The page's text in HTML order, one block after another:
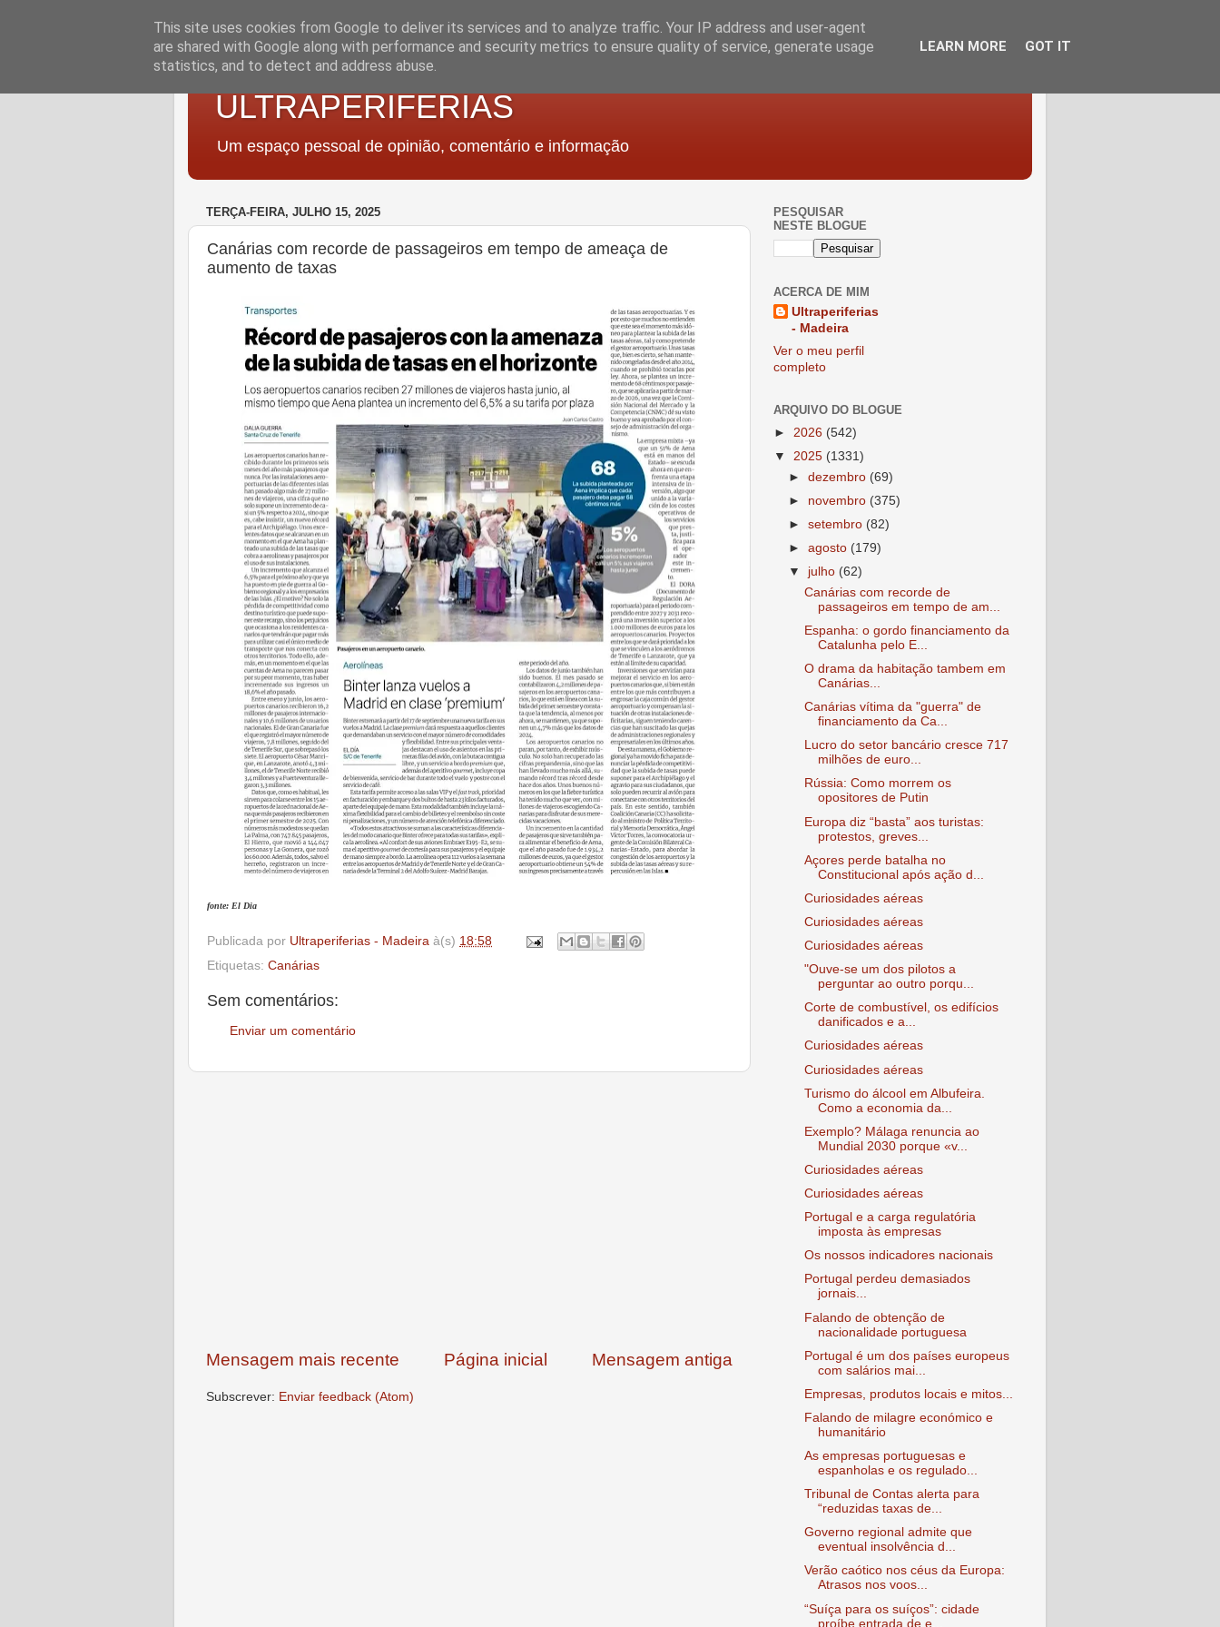
ULTRAPERIFERIAS
Um espaço pessoal de opinião, comentário e informação
TERÇA-FEIRA, JULHO 15, 2025
Canárias com recorde de passageiros em tempo de ameaça de
aumento de taxas
fonte: El Dia
Publicada por Ultraperiferias - Madeira à(s) 18:58
Etiquetas: Canárias
Sem comentários:
Enviar um comentário
Mensagem mais recente Mensagem antiga
Página inicial
Subscrever: Enviar feedback (Atom)
PESQUISAR
NESTE BLOGUE
ACERCA DE MIM
Ultraperiferias
- Madeira
Ver o meu perfil
completo
ARQUIVO DO BLOGUE
► 2026 (542)
▼ 2025 (1331)
►dezembro (69)
► novembro (375)
►setembro (82)
►agosto (179)
▼ julho (62)
Canárias com recorde de
passageiros em tempo de am...
Espanha: o gordo financiamento da
Catalunha pelo E...
O drama da habitação tambem em
Canárias...
Canárias vítima da "guerra" de
financiamento da Ca...
Lucro do setor bancário cresce 717
milhões de euro...
Rússia: Como morrem os
opositores de Putin
Europa diz “basta” aos turistas:
protestos, greves...
Açores perde batalha no
Constitucional após ação d...
Curiosidades aéreas
Curiosidades aéreas
Curiosidades aéreas
"Ouve-se um dos pilotos a
perguntar ao outro porqu...
Corte de combustível, os edifícios
danificados e a...
Curiosidades aéreas
Curiosidades aéreas
Turismo do álcool em Albufeira.
Como a economia da...
Exemplo? Málaga renuncia ao
Mundial 2030 porque «v...
Curiosidades aéreas
Curiosidades aéreas
Portugal e a carga regulatória
imposta às empresas
Os nossos indicadores nacionais
Portugal perdeu demasiados
jornais...
Falando de obtenção de
nacionalidade portuguesa
Portugal é um dos países europeus
com salários mai...
Empresas, produtos locais e mitos...
Falando de milagre económico e
humanitário
As empresas portuguesas e
espanholas e os regulado...
Tribunal de Contas alerta para
“reduzidas taxas de...
Governo regional admite que
eventual insolvência d...
Verão caótico nos céus da Europa:
Atrasos nos voos...
“Suíça para os suíços”: cidade
proíbe entrada de e...
This site uses cookies from Google to deliver its services and to analyze traffic. Your IP address and user-agent
are shared with Google along with performance and security metrics to ensure quality of service, generate usage
statistics, and to detect and address abuse.
LEARN MORE GOT IT